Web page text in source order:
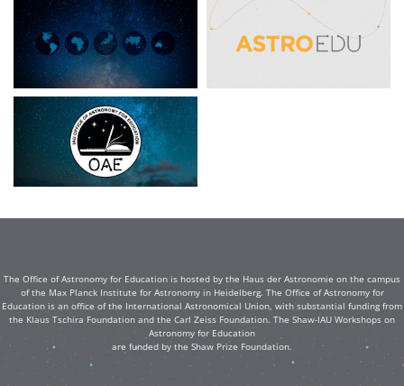
The Office of Astronomy for Education is hosted by the Haus der Astronomie on the campus
of the Max Planck Institute for Astronomy in Heidelberg. The Office of Astronomy for
Education is an office of the International Astronomical Union, with substantial funding from
the Klaus Tschira Foundation and the Carl Zeiss Foundation. The Shaw-IAU Workshops on
Astronomy for Education
are funded by the Shaw Prize Foundation.